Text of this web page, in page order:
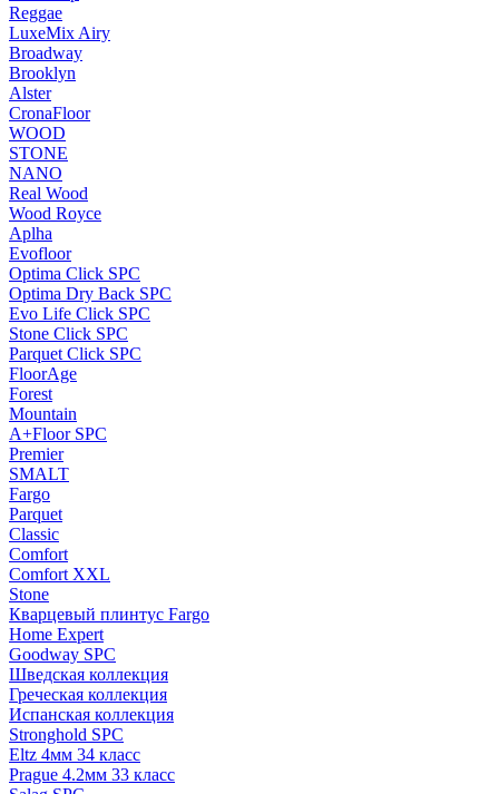
Reggae
LuxeMix Airy
Broadway
Brooklyn
Alster
CronaFloor
WOOD
STONE
NANO
Real Wood
Wood Royce
Aplha
Evofloor
Optima Click SPC
Optima Dry Back SPC
Evo Life Click SPC
Stone Click SPC
Parquet Click SPC
FloorAge
Forest
Mountain
A+Floor SPC
Premier
SMALT
Fargo
Parquet
Classic
Comfort
Comfort XXL
Stone
Кварцевый плинтус Fargo
Home Expert
Goodway SPC
Шведская коллекция
Греческая коллекция
Испанская коллекция
Stronghold SPC
Eltz 4мм 34 класс
Prague 4.2мм 33 класс